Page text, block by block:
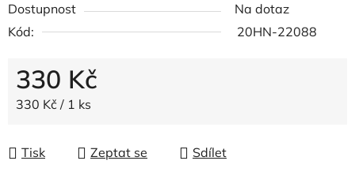
Dostupnost
Na dotaz
Kód:
20HN-22088
330 Kč
Měrná cena:
330 Kč / 1 ks
Tisk Zeptat se Sdílet